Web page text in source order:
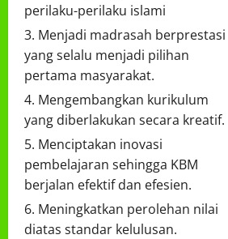
perilaku-perilaku islami
Menjadi madrasah berprestasi
yang selalu menjadi pilihan
pertama masyarakat.
Mengembangkan kurikulum
yang diberlakukan secara kreatif.
Menciptakan inovasi
pembelajaran sehingga KBM
berjalan efektif dan efesien.
Meningkatkan perolehan nilai
diatas standar kelulusan.